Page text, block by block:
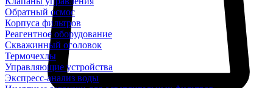
Обратный осмос
Корпуса фильтров
Реагентное оборудование
Скважинный оголовок
Термочехлы
Управляющие устройства
Экспресс-анализ воды